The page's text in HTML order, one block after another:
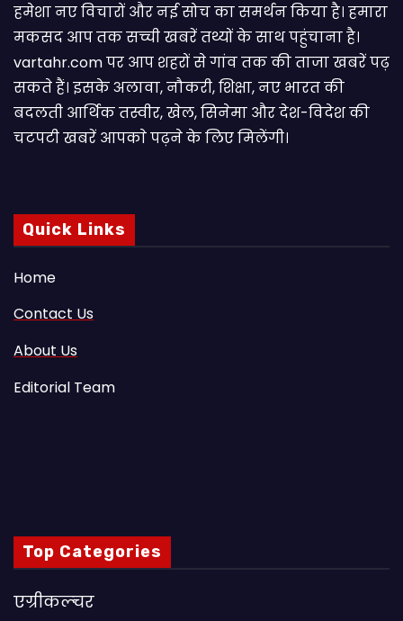
हमेशा नए विचारों और नई सोच का समर्थन किया है। हमारा
मकसद आप तक सच्ची खबरें तथ्यों के साथ पहुंचाना है।
vartahr.com पर आप शहरों से गांव तक की ताजा खबरें पढ़
सकते हैं। इसके अलावा, नौकरी, शिक्षा, नए भारत की
बदलती आर्थिक तस्वीर, खेल, सिनेमा और देश-विदेश की
चटपटी खबरें आपकाे पढ़ने के लिए मिलेंगी।
Quick Links
Home
Contact Us
About Us
Editorial Team
Top Categories
एग्रीकल्चर